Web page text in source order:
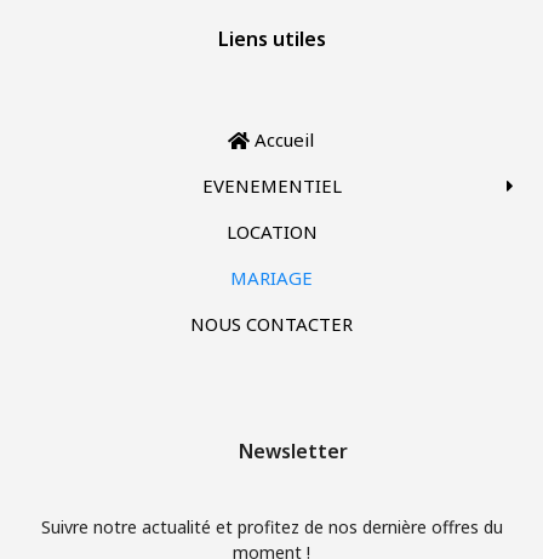
Liens utiles
Accueil
EVENEMENTIEL
LOCATION
MARIAGE
NOUS CONTACTER
Newsletter
Suivre notre actualité et profitez de nos dernière offres du
moment !